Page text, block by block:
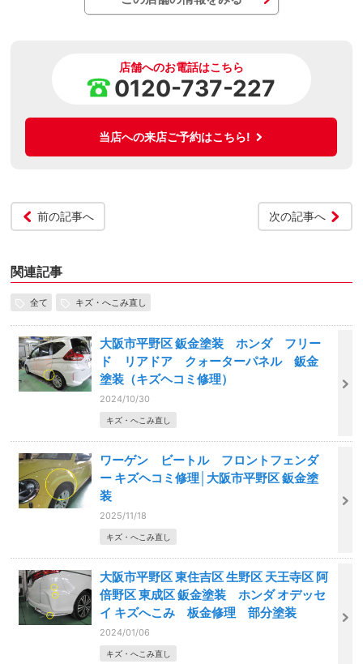
店舗へのお電話はこちら
0120-737-227
当店への来店ご予約はこちら!
前の記事へ 次の記事へ
関連記事
全て キズ・へこみ直し
大阪市平野区 鈑金塗装 ホンダ フリー
ド リアドア クォーターパネル 鈑金
塗装（キズヘコミ修理）
2024/10/30
キズ・へこみ直し
ワーゲン ビートル フロントフェンダ
ー キズヘコミ修理│大阪市平野区 鈑金塗
装
2025/11/18
キズ・へこみ直し
大阪市平野区 東住吉区 生野区 天王寺区 阿
倍野区 東成区 鈑金塗装 ホンダ オデッセ
イ キズへこみ 板金修理 部分塗装
2024/01/06
キズ・へこみ直し